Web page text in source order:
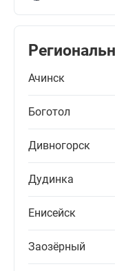
Ачинск
Боготол
Дивногорск
Дудинка
Енисейск
Заозёрный